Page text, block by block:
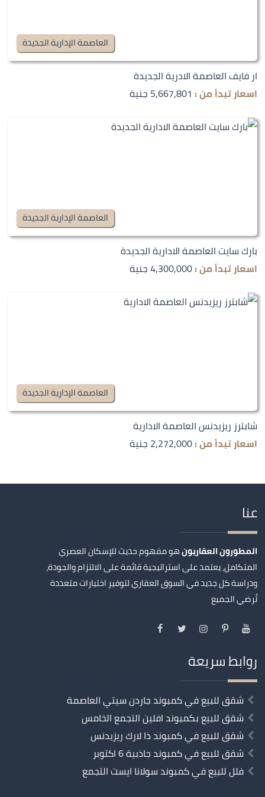
العاصمة الإدارية الجديدة
ار فايف العاصمة الادرية الجديدة
اسعار تبدأ من : 5,667,801 جنية
العاصمة الإدارية الجديدة
بارك سايت العاصمة الادارية الجديدة
اسعار تبدأ من :4,300,000 جنية
العاصمة الإدارية الجديدة
شابترز ريزيدنس العاصمة الادارية
اسعار تبدأ من :2,272,000 جنية
عنا
المطورون العقاريونهو مفهوم حديث للإسكان العصري
المتكامل، يعتمد على استراتيجية قائمة على الالتزام والجودة،
ودراسة كل جديد في السوق العقاري لتوفير اختيارات متعددة
تُرضي الجميع
روابط سريعة
شقق للبيع في كمبوند جاردن سيتي العاصمة
شقق للبيع بكمبوند افلين التجمع الخامس
شقق للبيع في كمبوند ذا لارك ريزيدنس
شقق للبيع في كمبوند جاذبية 6 اكتوبر
فلل للبيع في كمبوند سولانا ايست التجمع